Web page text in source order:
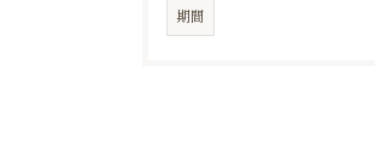
期間